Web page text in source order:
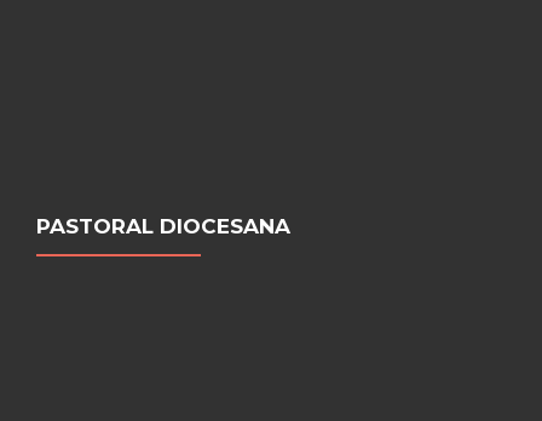
PASTORAL DIOCESANA